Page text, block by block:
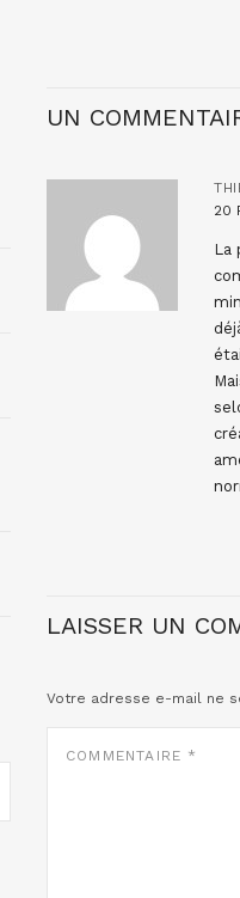
UN
20
La
LAISSER UN
Votre adresse e-mail ne
COMMENTAIRE